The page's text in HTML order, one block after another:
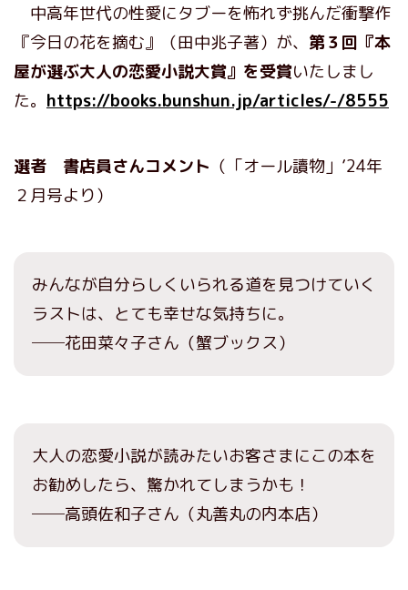
中高年世代の性愛にタブーを怖れず挑んだ衝撃作
『今日の花を摘む』（田中兆子著）が、 第３回『本
屋が選ぶ大人の恋愛小説大賞』を受賞いたしまし
た。 https://books.bunshun.jp/articles/-/8555
選者 書店員さんコメント （「オール讀物」’24年
２月号より）
みんなが自分らしくいられる道を見つけていく
ラストは、とても幸せな気持ちに。
──花田菜々子さん（蟹ブックス）
大人の恋愛小説が読みたいお客さまにこの本を
お勧めしたら、驚かれてしまうかも！
──高頭佐和子さん（丸善丸の内本店）